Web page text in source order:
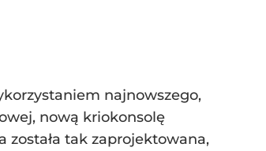
najnowszego,
nową kriokonsolę
tak zaprojektowana,